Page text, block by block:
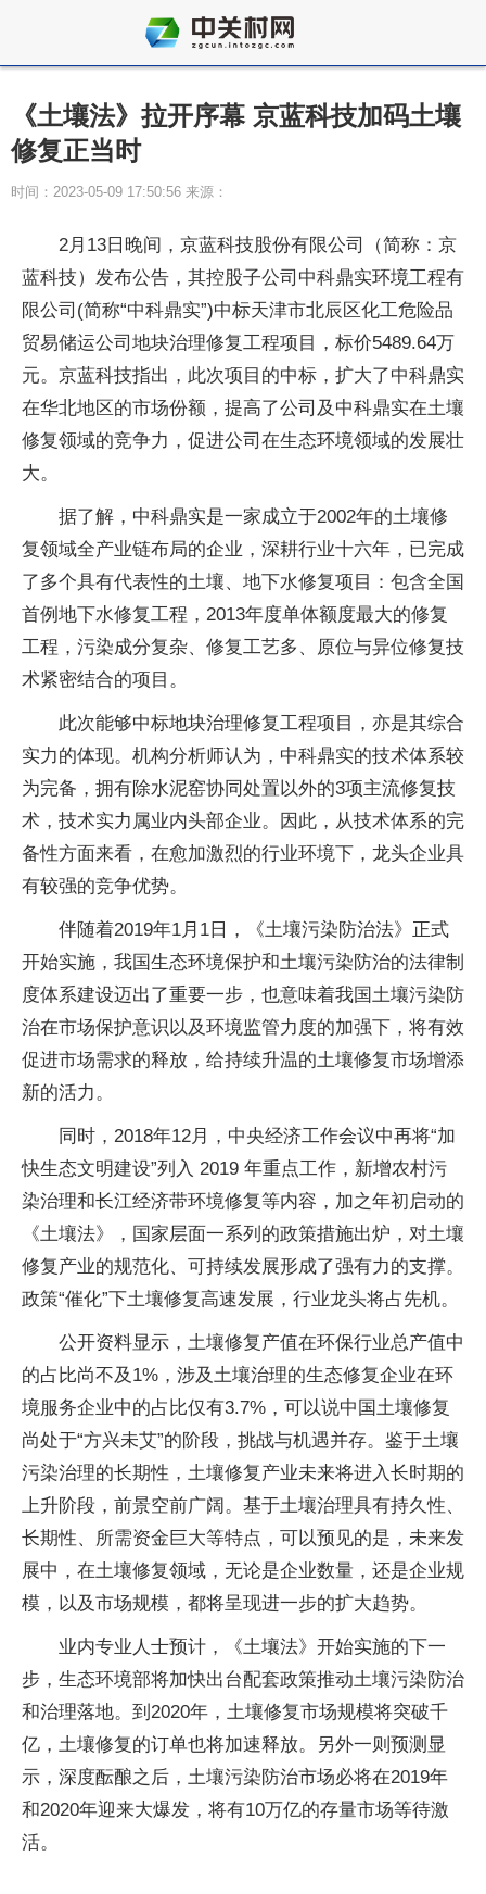
《土壤法》拉开序幕 京蓝科技加码土壤
修复正当时
时间：2023-05-09 17:50:56 来源：
2月13日晚间，京蓝科技股份有限公司（简称：京
蓝科技）发布公告，其控股子公司中科鼎实环境工程有
限公司(简称“中科鼎实”)中标天津市北辰区化工危险品
贸易储运公司地块治理修复工程项目，标价5489.64万
元。京蓝科技指出，此次项目的中标，扩大了中科鼎实
在华北地区的市场份额，提高了公司及中科鼎实在土壤
修复领域的竞争力，促进公司在生态环境领域的发展壮
大。
据了解，中科鼎实是一家成立于2002年的土壤修
复领域全产业链布局的企业，深耕行业十六年，已完成
了多个具有代表性的土壤、地下水修复项目：包含全国
首例地下水修复工程，2013年度单体额度最大的修复
工程，污染成分复杂、修复工艺多、原位与异位修复技
术紧密结合的项目。
此次能够中标地块治理修复工程项目，亦是其综合
实力的体现。机构分析师认为，中科鼎实的技术体系较
为完备，拥有除水泥窑协同处置以外的3项主流修复技
术，技术实力属业内头部企业。因此，从技术体系的完
备性方面来看，在愈加激烈的行业环境下，龙头企业具
有较强的竞争优势。
伴随着2019年1月1日，《土壤污染防治法》正式
开始实施，我国生态环境保护和土壤污染防治的法律制
度体系建设迈出了重要一步，也意味着我国土壤污染防
治在市场保护意识以及环境监管力度的加强下，将有效
促进市场需求的释放，给持续升温的土壤修复市场增添
新的活力。
同时，2018年12月，中央经济工作会议中再将“加
快生态文明建设”列入 2019 年重点工作，新增农村污
染治理和长江经济带环境修复等内容，加之年初启动的
《土壤法》，国家层面一系列的政策措施出炉，对土壤
修复产业的规范化、可持续发展形成了强有力的支撑。
政策“催化”下土壤修复高速发展，行业龙头将占先机。
公开资料显示，土壤修复产值在环保行业总产值中
的占比尚不及1%，涉及土壤治理的生态修复企业在环
境服务企业中的占比仅有3.7%，可以说中国土壤修复
尚处于“方兴未艾”的阶段，挑战与机遇并存。鉴于土壤
污染治理的长期性，土壤修复产业未来将进入长时期的
上升阶段，前景空前广阔。基于土壤治理具有持久性、
长期性、所需资金巨大等特点，可以预见的是，未来发
展中，在土壤修复领域，无论是企业数量，还是企业规
模，以及市场规模，都将呈现进一步的扩大趋势。
业内专业人士预计，《土壤法》开始实施的下一
步，生态环境部将加快出台配套政策推动土壤污染防治
和治理落地。到2020年，土壤修复市场规模将突破千
亿，土壤修复的订单也将加速释放。另外一则预测显
示，深度酝酿之后，土壤污染防治市场必将在2019年
和2020年迎来大爆发，将有10万亿的存量市场等待激
活。